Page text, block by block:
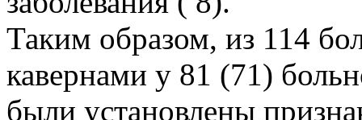
Таким образом, из 114
кавернами у 81 (71)
были установлены